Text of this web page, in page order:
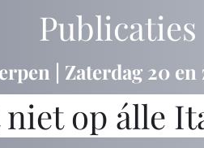
Publicaties
| Zaterdag 20 en
niet op álle